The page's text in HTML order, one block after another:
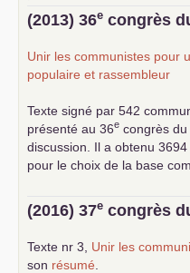
... lire la suite
(2013) 36e congrès
Unir les communistes pour
populaire et rassembleur
Texte signé par 542
présenté au 36e congrès du
discussion. Il a obtenu
pour le choix de la base
(2016) 37e congrès
Texte nr 3, Unir les
son résumé